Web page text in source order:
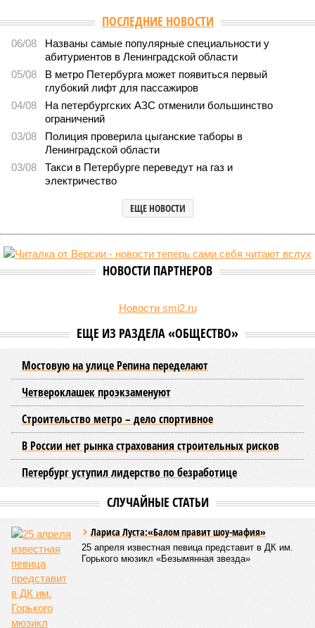
Версия //Власть //Названы главные мифы на тему летнего отключения
Названы главные мифы на тему летнего отключения
горячей воды в Петербурге
Домыслы и реальность
Петербурге (фото: pxhere.com)
Вокруг летних отключений горячей воды сложилось множество
разного рода домыслов, которые порой очень сильно мешают
жителям объективно оценивать складывающуюся ситуацию.
Например, многие ошибочно полагают, что воду отключает
управляющая компания, хотя на самом деле это делает
том, чтобы подготовить внутридомовые системы и
возобновить подачу воды после завершения ремонтов.
Эксперт также обратила внимание, что длительные
перерывы в подаче горячей воды характерны только для
домов с централизованным теплоснабжением. Там, где
установлены собственные газовые котельные,
профилактика занимает всего несколько дней. Именно
графикам.
Ещё один распространённый миф – будто во время
отключений коммунальщики бездействуют. На деле именно
летом сети проходят наиболее серьёзное испытание:
трубопроводы проверяют посредством создания
повышенного давления, чтобы выявить слабые места до
наступления зимних холодов.